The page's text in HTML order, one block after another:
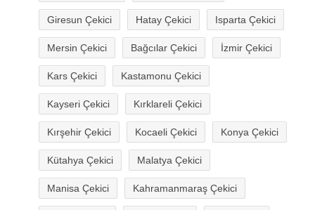
Giresun Çekici Hatay Çekici Isparta Çekici
Mersin Çekici Bağcılar Çekici İzmir Çekici
Kars Çekici Kastamonu Çekici
Kayseri Çekici Kırklareli Çekici
Kırşehir Çekici Kocaeli Çekici Konya Çekici
Kütahya Çekici Malatya Çekici
Manisa Çekici Kahramanmaraş Çekici